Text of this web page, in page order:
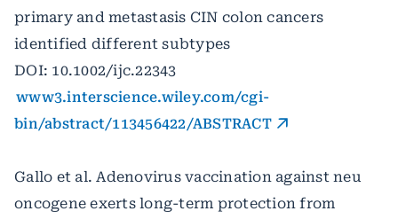
primary and metastasis CIN colon cancers
identified different subtypes
DOI: 10.1002/ijc.22343
www3.interscience.wiley.com/cgi-
bin/abstract/113456422/ABSTRACT
Gallo et al. Adenovirus vaccination against neu
oncogene exerts long-term protection from